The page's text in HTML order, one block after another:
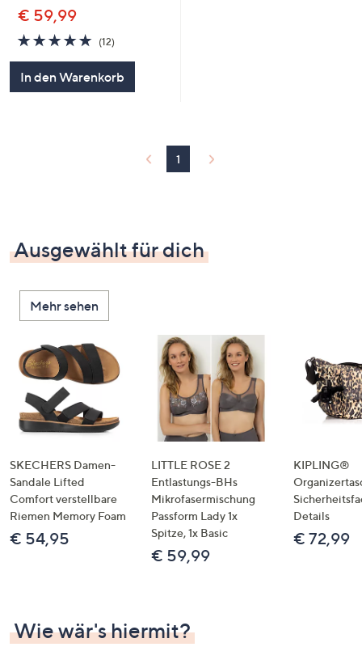
€ 59,99
4.8
von
(12)12
In den Warenkorb
1
Ausgewählt für dich
Mehr sehen
SKECHERS Damen-
Sandale Lifted
Comfort verstellbare
Riemen Memory Foam
€ 54,95
LITTLE ROSE 2
Entlastungs-BHs
Mikrofasermischung
Passform Lady 1x
Spitze, 1x Basic
€ 59,99
KIPLING®
Details
€ 72,99
Wie wär's hiermit?